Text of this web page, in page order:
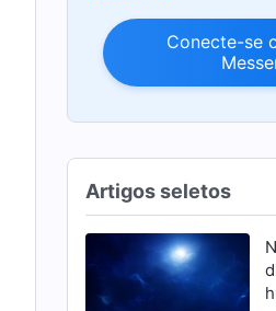
Conecte-se
Artigos seletos